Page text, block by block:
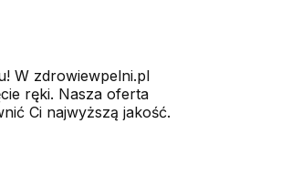
W zdrowiewpelni.pl
ręki. Nasza oferta
Ci najwyższą jakość.